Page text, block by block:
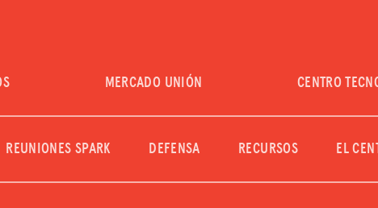
EVENTOS
QUIÉNES SOMOS
MERCADO UNIÓN CENTRO
REUNIONES SPARK DEFENSA RECURSOS EL